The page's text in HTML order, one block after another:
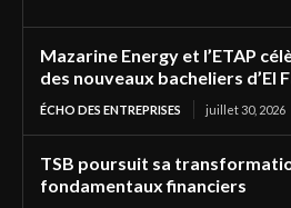
Mazarine Energy et l’ETAP
des nouveaux bacheliers d’El
ÉCHO DES ENTREPRISES juillet 30, 2026
TSB poursuit sa
fondamentaux financiers